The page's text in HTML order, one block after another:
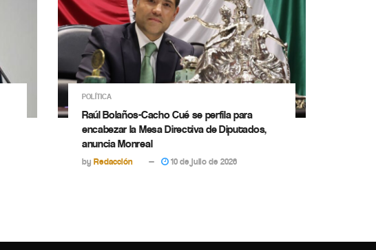
POLÍTICA
Raúl Bolaños-Cacho Cué se perfila para
encabezar la Mesa Directiva de Diputados,
anuncia Monreal
by Redacción 10 de julio de 2026